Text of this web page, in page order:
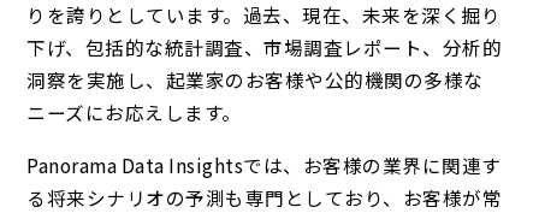
りを誇りとしています。過去、現在、未来を深く掘り
下げ、包括的な統計調査、市場調査レポート、分析的
洞察を実施し、起業家のお客様や公的機関の多様な
ニーズにお応えします。
Panorama Data Insightsでは、お客様の業界に関連す
る将来シナリオの予測も専門としており、お客様が常